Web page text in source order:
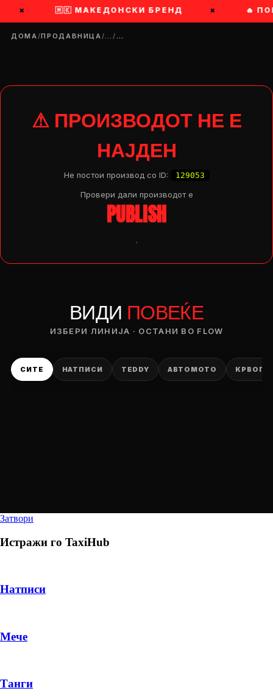
× 🇲🇰 МАКЕДОНСКИ БРЕНД × 🔥
ДОМА/ПРОДАВНИЦА/…/…
⚠ ПРОИЗВОДОТ НЕ Е
НАЈДЕН
Не постои производ со ID: 129053
Провери дали производот e
PUBLISH
.
ВИДИ ПОВЕЌЕ
ИЗБЕРИ ЛИНИЈА · ОСТАНИ ВО FLOW
СИТЕ НАТПИСИ TEDDY АВТОМОТО
Затвори
Истражи го TaxiHub
Натписи
Мече
Танги